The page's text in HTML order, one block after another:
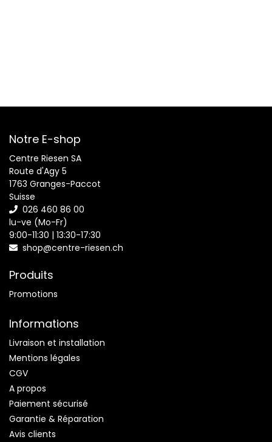
Notre E-shop
Centre Riesen SA
Route d'Agy 5
1763 Granges-Paccot
Suisse
026 460 86 00
lu-ve (Mo-Fr)
9:00-11:30 | 13:30-17:30
shop@centre-riesen.ch
Produits
Promotions
Informations
Livraison et installation
Mentions légales
CGV
A propos
Paiement sécurisé
Garantie & Réparation
Avis clients